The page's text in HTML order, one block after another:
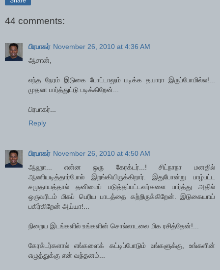
44 comments:
பிரபாகர் November 26, 2010 at 4:36 AM
ஆசான்,
எந்த நேரம் இடுகை போட்டாலும் படிக்க தயாரா இருப்போமில்ல!...
முதலா பார்த்துட்டு படிக்கிறேன்...
பிரபாகர்...
Reply
பிரபாகர் November 26, 2010 at 4:50 AM
ஆஹா... என்ன ஒரு கேரக்டர்...! சிட்நாநா மனதில்
ஆணியடித்தார்போல் இறங்கியிருக்கிறார். இதுபோன்று பாழ்பட்ட
சமுதாயத்தால் தனிமைப் படுத்தப்பட்டவர்களை பார்த்து அதில்
ஒருவரிடம் மிகப் பெரிய பாடத்தை கற்றிருக்கிறேன். இடுகையாய்
பகிர்கிறேன் அய்யா!...
நிறைய இடங்களில் உங்களின் சொல்லாடலை மிக ரசித்தேன்!...
கேரக்டர்களால் எங்களைக் கட்டிப்போடும் உங்களுக்கு, உங்களின்
எழுத்துக்கு என் வந்தனம்...